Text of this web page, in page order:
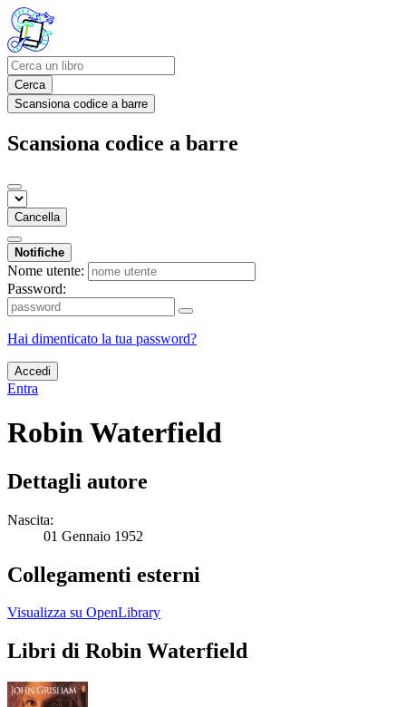
Cerca
Scansiona codice a barre
Scansiona codice a barre
Cancella
Notifiche
Nome utente:
Password:
Hai dimenticato la tua password?
Accedi
Entra
Robin Waterfield
Dettagli autore
Nascita:
01 Gennaio 1952
Collegamenti esterni
Visualizza su OpenLibrary
Libri di Robin Waterfield